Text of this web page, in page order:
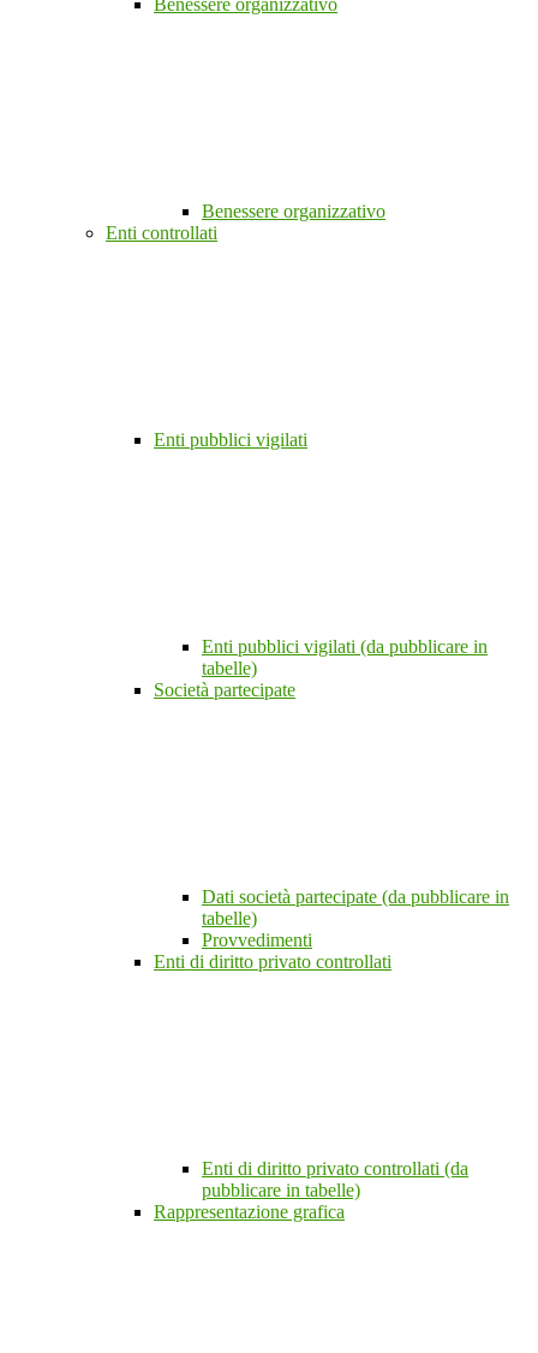
Benessere organizzativo
Benessere organizzativo
Enti controllati
Enti pubblici vigilati
Enti pubblici vigilati (da pubblicare in
tabelle)
Società partecipate
Dati società partecipate (da pubblicare in
tabelle)
Provvedimenti
Enti di diritto privato controllati
Enti di diritto privato controllati (da
pubblicare in tabelle)
Rappresentazione grafica